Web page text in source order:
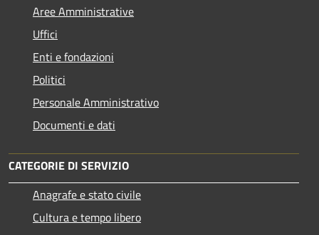
Aree Amministrative
Uffici
Enti e fondazioni
Politici
Personale Amministrativo
Documenti e dati
CATEGORIE DI SERVIZIO
Anagrafe e stato civile
Cultura e tempo libero